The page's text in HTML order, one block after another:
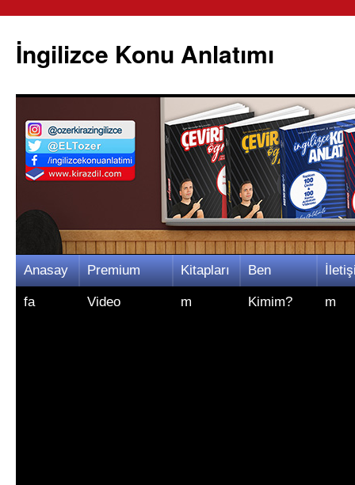
İngilizce Konu Anlatımı
İçeriğe
atla
Anasay
fa
Premium
Video
Kitapları
m
Ben
Kimim? m